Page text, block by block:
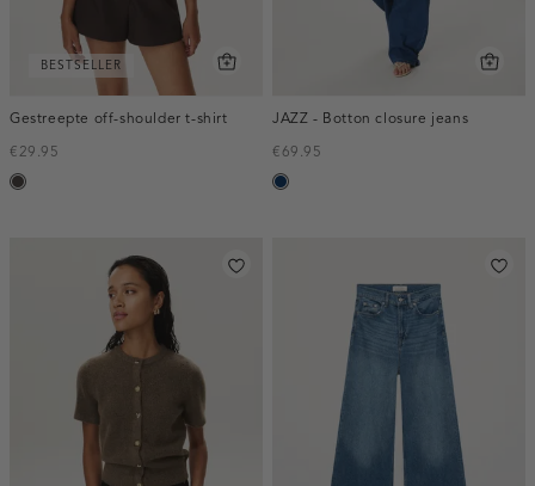
BESTSELLER
Gestreepte off-shoulder t-shirt
€29.95
choco
JAZZ - Botton closure jeans
€69.95
blauw,